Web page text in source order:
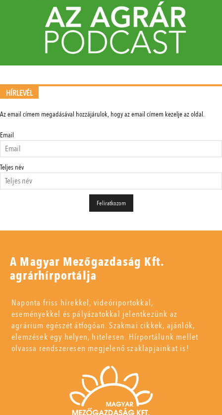
HÍRLEVÉL
Az email címem megadásával hozzájárulok, hogy az email címem kezelje az oldal.
Email
Teljes név
A Magyar Mezőgazdaság Kft.
agrárhírportálja
Naponta friss hírekkel, videóriportokkal,
eseményekkel és pályázatokkal jelentkezünk az
agrárium egészét átfogóan. Szakmai cikkek, ajánlók,
elemzések egy helyen, hitelesen. Hírportálunk mellet
olvassa rendszeresen megjelenő szaklapjainkat is!